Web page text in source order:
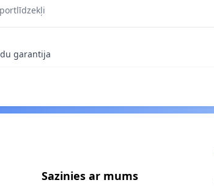
garantija
Sazinies ar mums